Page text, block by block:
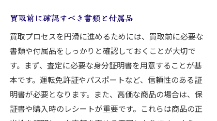
買取前に確認すべき書類と付属品
買取プロセスを円滑に進めるためには、買取前に必要な
書類や付属品をしっかりと確認しておくことが大切で
す。まず、査定に必要な身分証明書を用意することが基
本です。運転免許証やパスポートなど、信頼性のある証
明書が必要となります。また、高価な商品の場合は、保
証書や購入時のレシートが重要です。これらは商品の正